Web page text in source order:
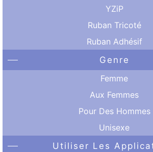
YZiP
Ruban Tricoté
Ruban Adhésif
Genre
Femme
Aux Femmes
Pour Des Hommes
Unisexe
Utiliser Les